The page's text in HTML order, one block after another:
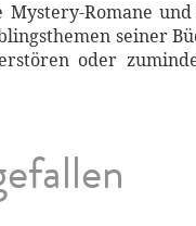
Romane
seiner
oder